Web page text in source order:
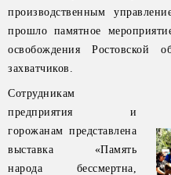
производственным
прошло памятное
освобождения Ростовской
захватчиков.
Сотрудникам
предприятия и
горожанам представлена
выставка «Память
народа бессмертна,